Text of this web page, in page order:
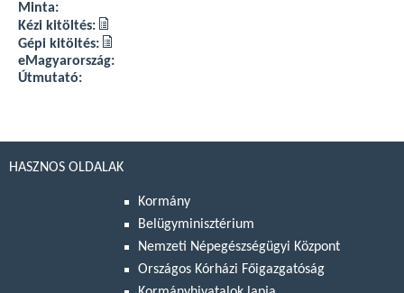
Minta:
Kézi kitöltés:
Gépi kitöltés:
eMagyarország:
Útmutató:
HASZNOS OLDALAK
Kormány
Belügyminisztérium
Nemzeti Népegészségügyi Központ
Országos Kórházi Főigazgatóság